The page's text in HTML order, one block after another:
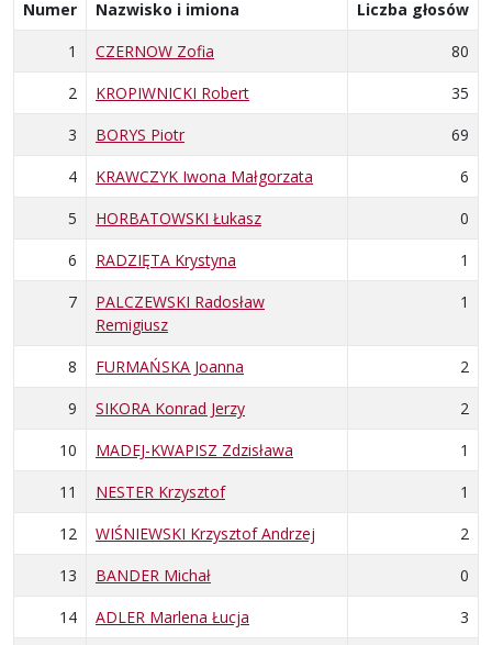
Numer Nazwisko i imiona
Liczba głosów
1
CZERNOW Zofia
80
2
KROPIWNICKI Robert
35
3
BORYS Piotr
69
4
KRAWCZYK Iwona Małgorzata
6
5
HORBATOWSKI Łukasz
0
6
RADZIĘTA Krystyna
1
7
PALCZEWSKI Radosław
Remigiusz
1
8 FURMAŃSKA Joanna
2
9
SIKORA Konrad Jerzy
2
10
MADEJ-KWAPISZ Zdzisława
1
11
NESTER Krzysztof
1
12
WIŚNIEWSKI Krzysztof Andrzej
2
13
BANDER Michał
0
14
ADLER Marlena Łucja
3